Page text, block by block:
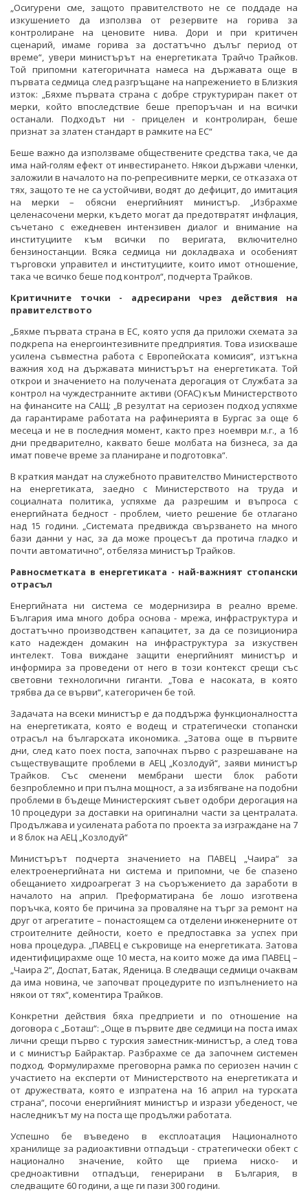
„Осигурени сме, защото правителството не се поддаде на
изкушението да използва от резервите на горива за
контролиране на ценовите нива. Дори и при критичен
сценарий, имаме горива за достатъчно дълъг период от
време“, увери министърът на енергетиката Трайчо Трайков.
Той припомни категоричната намеса на държавата още в
първата седмица след разгръщане на напрежението в Близкия
изток: „Бяхме първата страна с добре структуриран пакет от
мерки, който впоследствие беше препоръчан и на всички
останали. Подходът ни - прицелен и контролиран, беше
признат за златен стандарт в рамките на ЕС“
Беше важно да използваме обществените средства така, че да
има най-голям ефект от инвестирането. Някои държави членки,
заложили в началото на по-репресивните мерки, се отказаха от
тях, защото те не са устойчиви, водят до дефицит, до имитация
на мерки – обясни енергийният министър. „Избрахме
целенасочени мерки, където могат да предотвратят инфлация,
съчетано с ежедневен интензивен диалог и внимание на
институциите към всички по веригата, включително
бензиностанции. Всяка седмица ни докладваха и особеният
търговски управител и институциите, които имот отношение,
така че всичко беше под контрол“, подчерта Трайков.
Критичните точки - адресирани чрез действия на
правителството
„Бяхме първата страна в ЕС, която успя да приложи схемата за
подкрепа на енергоинтезивните предприятия. Това изискваше
усилена съвместна работа с Европейската комисия“, изтъкна
важния ход на държавата министърът на енергетиката. Той
открои и значението на получената дерогация от Службата за
контрол на чуждестранните активи (OFAC) към Министерството
на финансите на САЩ: „В резултат на сериозен подход успяхме
да гарантираме работата на рафинерията в Бургас за още 6
месеца и не в последния момент, както през ноември м.г., а 16
дни предварително, каквато беше молбата на бизнеса, за да
имат повече време за планиране и подготовка“.
В краткия мандат на служебното правителство Министерството
на енергетиката, заедно с Министерството на труда и
социалната политика, успяхме да разрешим и въпроса с
енергийната бедност - проблем, чието решение бе отлагано
над 15 години. „Системата предвижда свързването на много
бази данни у нас, за да може процесът да протича гладко и
почти автоматично“, отбеляза министър Трайков.
Равносметката в енергетиката - най-важният стопански
отрасъл
Енергийната ни система се модернизира в реално време.
България има много добра основа - мрежа, инфраструктура и
достатъчно производствен капацитет, за да се позиционира
като надежден домакин на инфраструктура за изкуствен
интелект. Това виждане защити енергийният министър и
информира за проведени от него в този контекст срещи със
световни технологични гиганти. „Това е насоката, в която
трябва да се върви“, категоричен бе той.
Задачата на всеки министър е да поддържа функционалността
на енергетиката, която е водещ и стратегически стопански
отрасъл на българската икономика. „Затова още в първите
дни, след като поех поста, започнах първо с разрешаване на
съществуващите проблеми в АЕЦ „Козлодуй“, заяви министър
Трайков. Със сменени мембрани шести блок работи
безпроблемно и при пълна мощност, а за избягване на подобни
проблеми в бъдеще Министерският съвет одобри дерогация на
10 процедури за доставки на оригинални части за централата.
Продължава и усилената работа по проекта за изграждане на 7
и 8 блок на АЕЦ „Козлодуй“
Министърът подчерта значението на ПАВЕЦ „Чаира“ за
електроенергийната ни система и припомни, че бе спазено
обещанието хидроагрегат 3 на съоръжението да заработи в
началото на април. Преформатирана бе лошо изготвена
поръчка, която бе причина за проваляне на търг за ремонт на
друг от агрегатите – понастоящем са отделени инженерните от
строителните дейности, което е предпоставка за успех при
нова процедура. „ПАВЕЦ е съкровище на енергетиката. Затова
идентифицирахме още 10 места, на които може да има ПАВЕЦ –
„Чаира 2“, Доспат, Батак, Яденица. В следващи седмици очаквам
да има новина, че започват процедурите по изпълнението на
някои от тях“, коментира Трайков.
Конкретни действия бяха предприети и по отношение на
договора с „Боташ“: „Още в първите две седмици на поста имах
лични срещи първо с турския заместник-министър, а след това
и с министър Байрактар. Разбрахме се да започнем системен
подход. Формулирахме преговорна рамка по сериозен начин с
участието на експерти от Министерството на енергетиката и
от дружествата, която е изпратена на 16 април на турската
страна“, посочи енергийният министър и изрази убеденост, че
наследникът му на поста ще продължи работата.
Успешно бе въведено в експлоатация Националното
хранилище за радиоактивни отпадъци - стратегически обект с
национално значение, който ще приема ниско- и
средноактивни отпадъци, генерирани в България, в
следващите 60 години, а ще ги пази 300 години.